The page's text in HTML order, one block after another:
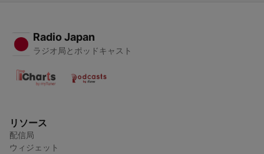
Radio Japan
ラジオ局とポッドキャスト
リソース
配信局
ウィジェット